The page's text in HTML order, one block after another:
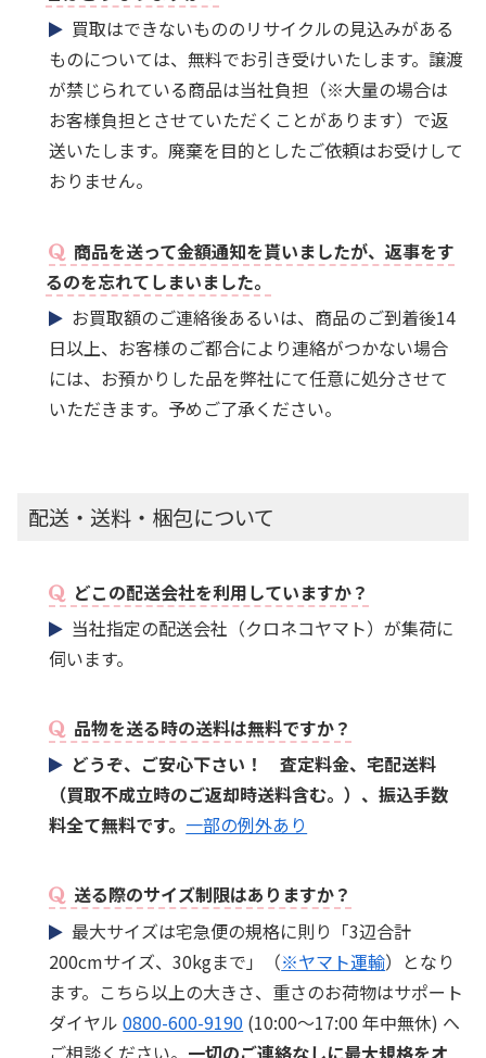
買取はできないもののリサイクルの見込みがある
ものについては、無料でお引き受けいたします。譲渡
が禁じられている商品は当社負担（※大量の場合は
お客様負担とさせていただくことがあります）で返
送いたします。廃棄を目的としたご依頼はお受けして
おりません。
商品を送って金額通知を貰いましたが、返事をす
るのを忘れてしまいました。
お買取額のご連絡後あるいは、商品のご到着後14
日以上、お客様のご都合により連絡がつかない場合
には、お預かりした品を弊社にて任意に処分させて
いただきます。予めご了承ください。
配送・送料・梱包について
どこの配送会社を利用していますか？
当社指定の配送会社（クロネコヤマト）が集荷に
伺います。
品物を送る時の送料は無料ですか？
どうぞ、ご安心下さい！ 査定料金、宅配送料
（買取不成立時のご返却時送料含む。）、振込手数
料全て無料です。 一部の例外あり
送る際のサイズ制限はありますか？
最大サイズは宅急便の規格に則り「3辺合計
200cmサイズ、30kgまで」（※ヤマト運輸）となり
ます。こちら以上の大きさ、重さのお荷物はサポート
ダイヤル0800-600-9190 (10:00～17:00 年中無休) へ
ご相談ください。 一切のご連絡なしに最大規格をオ